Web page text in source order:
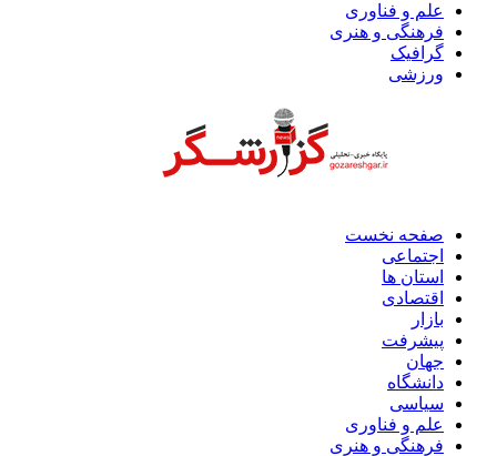
علم و فناوری
فرهنگی و هنری
گرافیک
ورزشی
صفحه نخست
اجتماعی
استان ها
اقتصادی
بازار
پیشرفت
جهان
دانشگاه
سیاسی
علم و فناوری
فرهنگی و هنری